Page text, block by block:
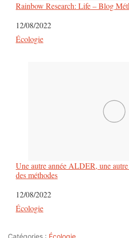
Rainbow Research: Life – Blog
Date
12/08/2022
Par rapport à
Écologie
Une autre année ALDER, une
des méthodes
Date
12/08/2022
Par rapport à
Écologie